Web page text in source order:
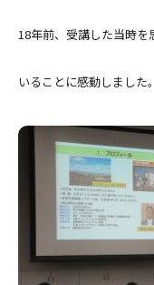
18年前、受講した当時
いることに感動しました。